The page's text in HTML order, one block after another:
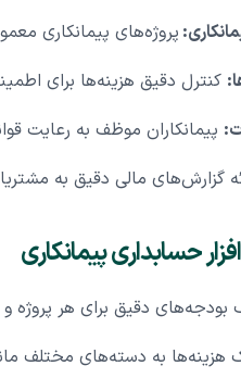
پروژه‌های پیمانکاری
کنترل دقیق هزینه‌ها برای
پیمانکاران موظف به رعایت
گزارش‌های مالی دقیق به
حسابداری پیمانکاری
بودجه‌های دقیق برای هر پروژه
هزینه‌ها به دسته‌های مختلف